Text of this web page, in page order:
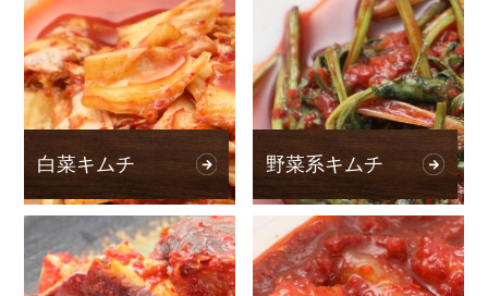
白菜キムチ 野菜系キムチ